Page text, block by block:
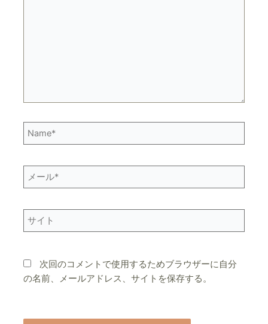
Name*
ー
サ
イ
次回のコメントで使用するためブラウザーに自分
の名前、メールアドレス、サイトを保存する。